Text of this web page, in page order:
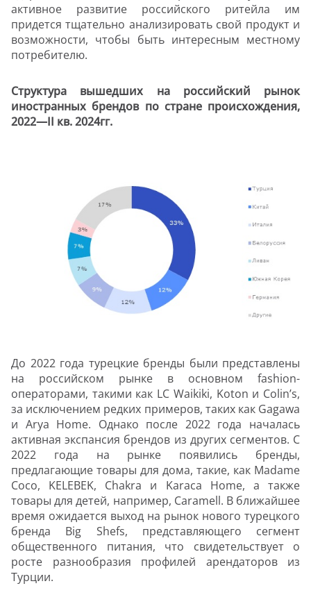
активное развитие российского ритейла им
придется тщательно анализировать свой продукт и
возможности, чтобы быть интересным местному
потребителю.
Структура вышедших на российский рынок
иностранных брендов по стране происхождения,
2022—II кв. 2024гг.
До 2022 года турецкие бренды были представлены
на российском рынке в основном fashion-
операторами, такими как LC Waikiki, Koton и Colin’s,
за исключением редких примеров, таких как Gagawa
и Arya Home. Однако после 2022 года началась
активная экспансия брендов из других сегментов. С
2022 года на рынке появились бренды,
предлагающие товары для дома, такие, как Madame
Coco, KELEBEK, Chakra и Karaca Home, а также
товары для детей, например, Caramell. В ближайшее
время ожидается выход на рынок нового турецкого
бренда Big Shefs, представляющего сегмент
общественного питания, что свидетельствует о
росте разнообразия профилей арендаторов из
Турции.